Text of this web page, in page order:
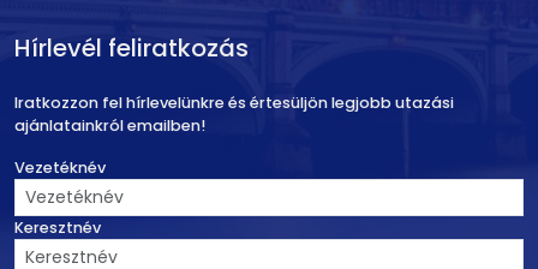
Hírlevél feliratkozás
Iratkozzon fel hírlevelünkre és értesüljön legjobb utazási
ajánlatainkról emailben!
Vezetéknév
Keresztnév